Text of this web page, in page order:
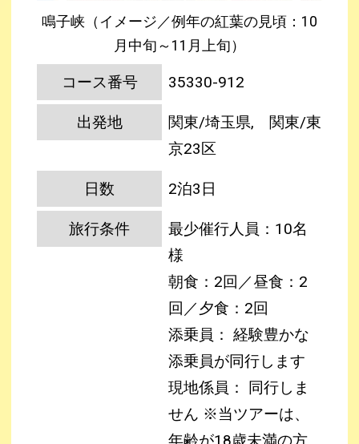
鳴子峡（イメージ／例年の紅葉の見頃：10
月中旬～11月上旬）
コース番号 35330-912
出発地
関東/埼玉県, 関東/東
京23区
日数 2泊3日
旅行条件
最少催行人員：10名
様
朝食：2回／昼食：2
回／夕食：2回
添乗員： 経験豊かな
添乗員が同行します
現地係員： 同行しま
せん ※当ツアーは、